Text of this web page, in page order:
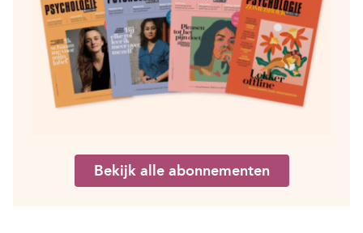
Bekijk alle abonnementen